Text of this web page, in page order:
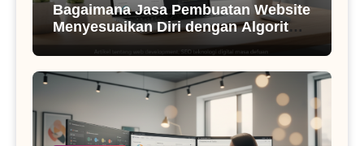
Bagaimana Jasa Pembuatan Website
Menyesuaikan Diri dengan Algoritma
SEO Masa Kini